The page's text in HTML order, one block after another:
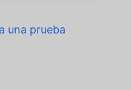
una prueba